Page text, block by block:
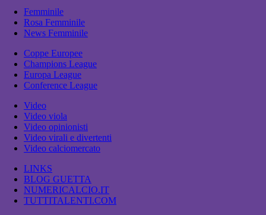
Femminile
Rosa Femminile
News Femminile
Coppe Europee
Champions League
Europa League
Conference League
Video
Video viola
Video opinionisti
Video virali e divertenti
Video calciomercato
LINKS
BLOG GUETTA
NUMERICALCIO.IT
TUTTITALENTI.COM